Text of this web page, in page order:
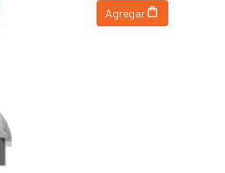
Agregar